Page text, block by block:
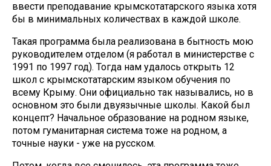
ввести преподавание крымскотатарского языка хотя
бы в минимальных количествах в каждой школе.
Такая программа была реализована в бытность мою
руководителем отделом (я работал в министерстве с
1991 по 1997 год). Тогда нам удалось открыть 12
школ с крымскотатарским языком обучения по
всему Крыму. Они официально так назывались, но в
основном это были двуязычные школы. Какой был
концепт? Начальное образование на родном языке,
потом гуманитарная система тоже на родном, а
точные науки - уже на русском.